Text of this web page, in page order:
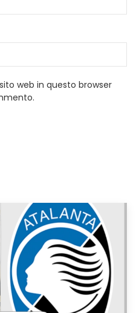
web in questo browser